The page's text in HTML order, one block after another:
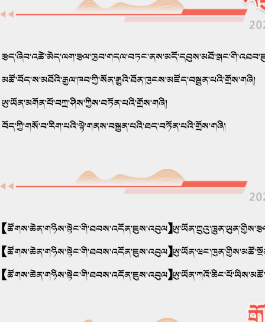
མཚོ་བོད་ས་མཐོའི་རྒྱལ་ཁབ་ཀྱི་སོན་རྒྱུའི་ཐོན་ཁུངས་མཛོད་བསྐྲུན་པའི་གྲོས་གཞི།
ཨུ་ཡོན་མགོན་པོ་བཀྲ་ཤིས་ཀྱིས་བཏོན་པའི་གྲོས་གཞི།
བོད་ཀྱི་གསོ་བ་རིག་པའི་ལྟེ་གནས་བསྐྲུན་པའི་ཐད་བཏོན་པའི་གྲོས་གཞི།
【ཚོགས་ཆེན་གཉིས་སྟེང་གི་ཐབས་འདོན་ཇུས་འབུལ】
【ཚོགས་ཆེན་གཉིས་སྟེང་གི་ཐབས་འདོན་ཇུས་འབུལ】
【ཚོགས་ཆེན་གཉིས་སྟེང་གི་ཐབས་འདོན་ཇུས་འབུལ】